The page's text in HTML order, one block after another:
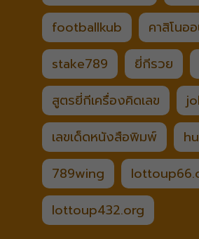
footballkub
คาสิโนอ
stake789
ยี่กีรวย
สูตรยี่กีเครื่องคิดเลข
เลขเด็ดหนังสือพิมพ์
789wing
lottoup432.org